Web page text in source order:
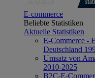
E-commerce
Beliebte Statistiken
Aktuelle Statistiken
E-Commerce -
Deutschland
Umsatz von
2010-2025
B2C-E-